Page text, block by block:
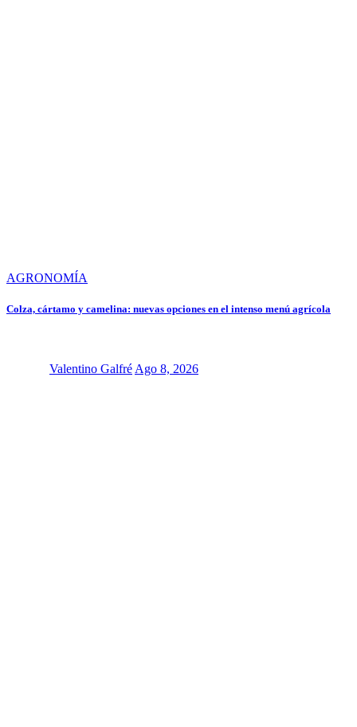
AGRONOMÍA
Colza, cártamo y camelina: nuevas opciones en el intenso menú agrícola
Valentino GalfréAgo 8, 2026